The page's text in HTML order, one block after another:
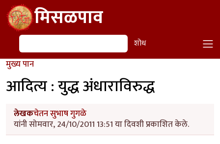
Skip to main contentमिसळपाव
शोध शोध
मुख्य पान
आदित्य : युद्ध अंधाराविरुद्ध
लेखकचेतन सुभाष गुगळे
यांनी सोमवार, 24/10/2011 13:51 या दिवशी प्रकाशित केले.